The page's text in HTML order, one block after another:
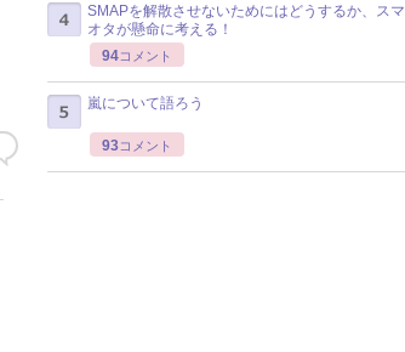
SMAPを解散させないためにはどうするか、スマ
オタが懸命に考える！
94コメント
嵐について語ろう
93コメント